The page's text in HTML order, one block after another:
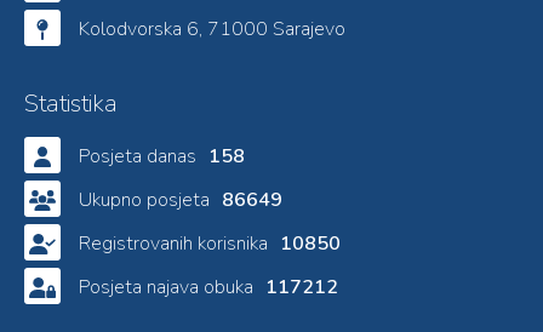
Kolodvorska 6, 71000 Sarajevo
Statistika
Posjeta danas 158
Ukupno posjeta 86649
Registrovanih korisnika 10850
Posjeta najava obuka 117212